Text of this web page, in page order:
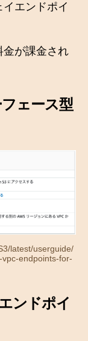
エンドポイ
金が課金され
ェース型
latest/userguide/
endpoints-for-
ンドポイ